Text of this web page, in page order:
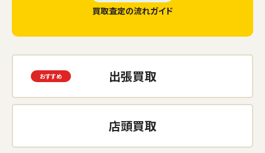
買取査定の流れガイド
出張買取
店頭買取